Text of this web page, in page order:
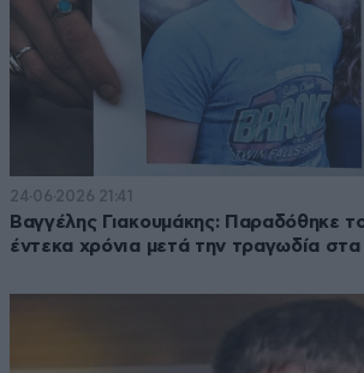
24·06·2026 21:41
Βαγγέλης Γιακουμάκης: Παραδόθηκε το
έντεκα χρόνια μετά την τραγωδία στα